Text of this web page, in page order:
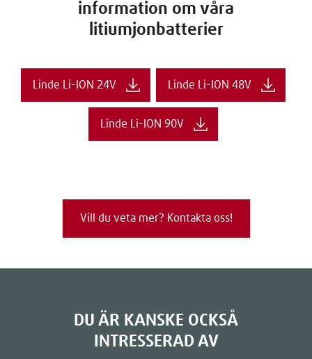
information om våra
litiumjonbatterier
Linde Li-ION 24V Linde Li-ION 48V
Linde Li-ION 90V
Vill du veta mer? Kontakta oss!
DU ÄR KANSKE OCKSÅ
INTRESSERAD AV